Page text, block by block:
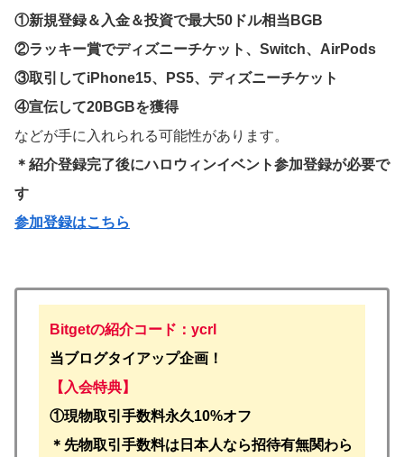
①新規登録＆入金＆投資で最大50ドル相当BGB
②ラッキー賞でディズニーチケット、Switch、AirPods
③取引してiPhone15、PS5、ディズニーチケット
④宣伝して20BGBを獲得
などが手に入れられる可能性があります。
＊紹介登録完了後にハロウィンイベント参加登録が必要で
す
参加登録はこちら
Bitgetの紹介コード：ycrl
当ブログタイアップ企画！
【入会特典】
①現物取引手数料永久10%オフ
＊先物取引手数料は日本人なら招待有無関わら